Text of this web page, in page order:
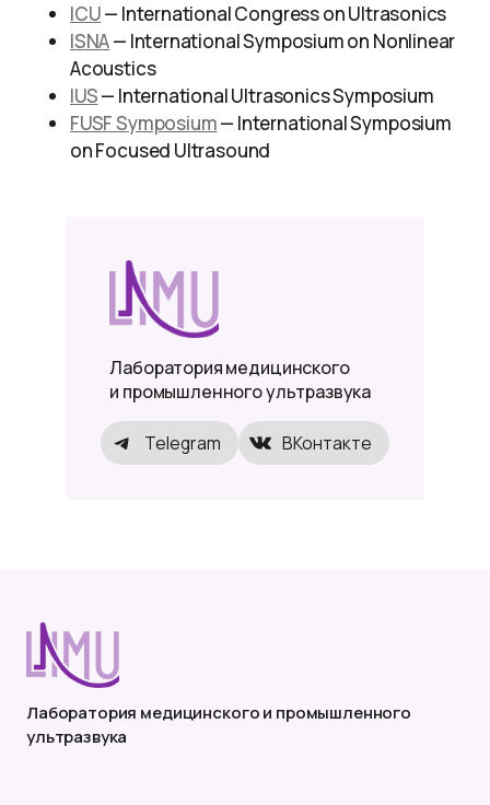
ICU— International Congress on Ultrasonics
ISNA— International Symposium on Nonlinear
Acoustics
IUS— International Ultrasonics Symposium
FUSF Symposium— International Symposium
on Focused Ultrasound
Лаборатория медицинского
и промышленного ультразвука
Telegram ВКонтакте
Лаборатория медицинского и промышленного
ультразвука